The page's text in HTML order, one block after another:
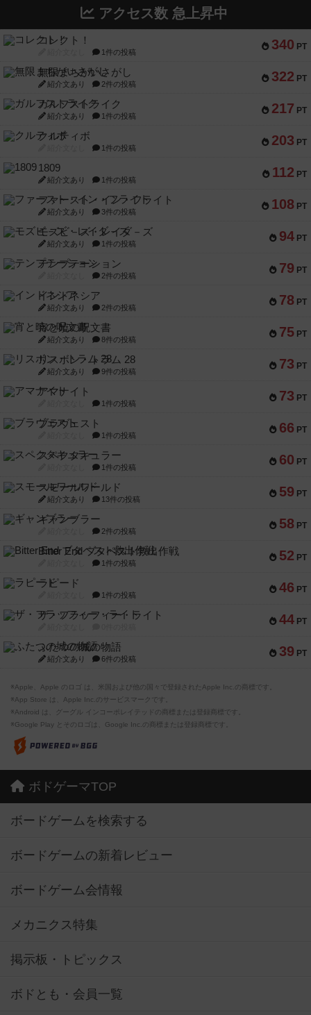
アクセス数 急上昇中
340 PT
コレクト！
1件の投稿
322 PT
無限まちがいさがし
紹介文あり 2件の投稿
217 PT
ガルフストライク
紹介文あり 1件の投稿
203 PT
クルティボ
1件の投稿
112 PT
1809
紹介文あり 1件の投稿
108 PT
ファースト・イン・フライト
紹介文あり 3件の投稿
94 PT
モズビ－ズ・レイダ－ズ
紹介文あり 1件の投稿
79 PT
テンプテーション
2件の投稿
78 PT
インドネシア
紹介文あり 2件の投稿
75 PT
宵と暁の呪文書
紹介文あり 8件の投稿
73 PT
リスボン・トラム 28
紹介文あり 9件の投稿
73 PT
アマナイト
1件の投稿
66 PT
ブラヴェスト
1件の投稿
60 PT
スペクタキュラー
1件の投稿
59 PT
スモールワールド
紹介文あり 13件の投稿
58 PT
ギャンブラー
2件の投稿
52 PT
Bitter End ブタペスト救出作戦
1件の投稿
46 PT
ラピード
1件の投稿
44 PT
ザ・フラッフィー・ライト
39 PT
ふたつの城の物語
紹介文あり 6件の投稿
※Apple、Apple のロゴ は、米国および他の国々で登録されたApple Inc.の商標です。
※App Store は、Apple Inc.のサービスマークです。
※Android は、グーグル インコーポレイテッドの商標または登録商標です。
※Google Play とそのロゴは、Google Inc.の商標または登録商標です。
ボドゲーマTOP
ボードゲームを検索する
ボードゲームの新着レビュー
ボードゲーム会情報
メカニクス特集
掲示板・トピックス
ボドとも・会員一覧